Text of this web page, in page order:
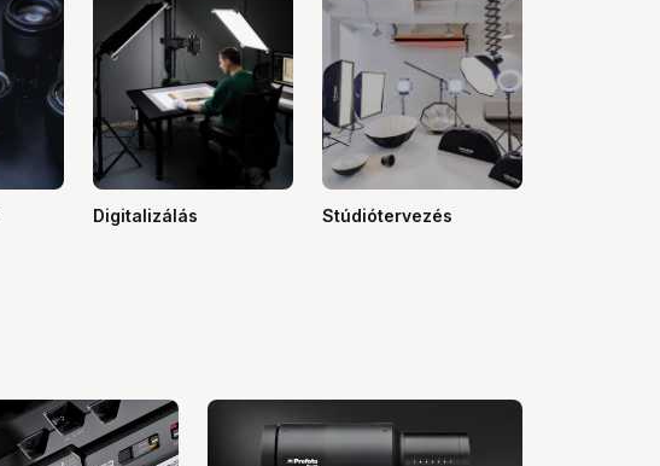
Digitalizálás Stúdiótervezés